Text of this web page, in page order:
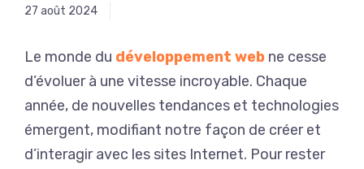
27 août 2024
Le monde du développement web ne cesse
d’évoluer à une vitesse incroyable. Chaque
année, de nouvelles tendances et technologies
émergent, modifiant notre façon de créer et
d’interagir avec les sites Internet. Pour rester